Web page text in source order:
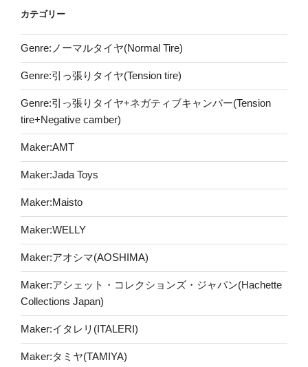
カテゴリー
Genre:ノーマルタイヤ(Normal Tire)
Genre:引っ張りタイヤ(Tension tire)
Genre:引っ張りタイヤ+ネガティブキャンバー(Tension
tire+Negative camber)
Maker:AMT
Maker:Jada Toys
Maker:Maisto
Maker:WELLY
Maker:アオシマ(AOSHIMA)
Maker:アシェット・コレクションズ・ジャパン(Hachette
Collections Japan)
Maker:イタレリ(ITALERI)
Maker:タミヤ(TAMIYA)